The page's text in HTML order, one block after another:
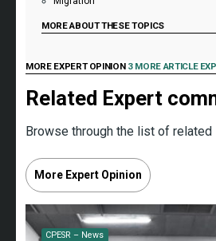
MORE ABOUT THESE TOPICS
MORE EXPERT OPINION 3 MORE ARTICLE
Related Expert
Browse through the list of related
More Expert Opinion
CPESR – News